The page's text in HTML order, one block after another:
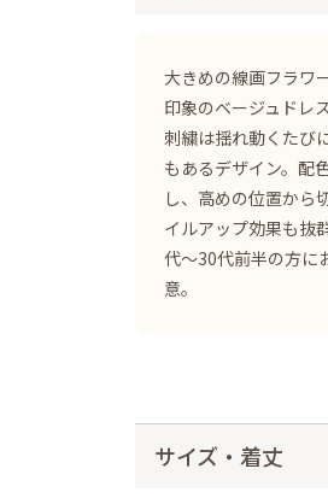
大きめの線画フラワ
印象のベージュドレ
刺繍は揺れ動くたび
もあるデザイン。配
し、高めの位置から
イルアップ効果も抜
代〜30代前半の方に
意。
サイズ・着丈